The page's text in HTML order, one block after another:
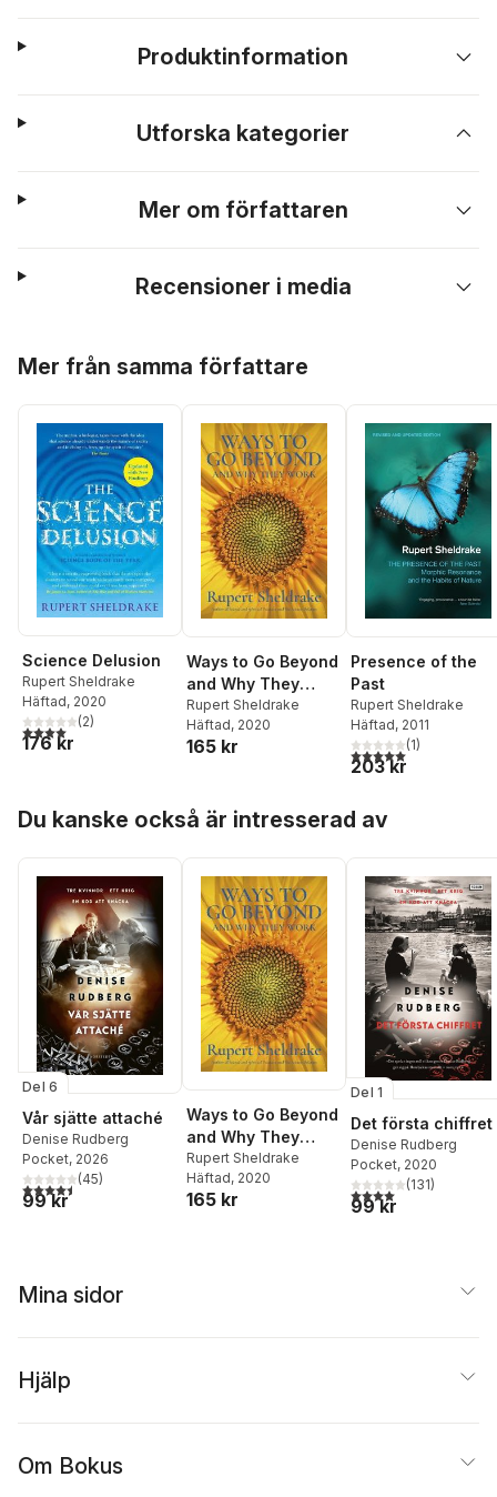
Produktinformation
Utforska kategorier
Mer om författaren
Recensioner i media
Mer från samma författare
Science Delusion
Rupert Sheldrake
Häftad, 2020
4,0utav 5 stjärnor. Totalt antal röster:
(2)
176 kr
Ways to Go Beyond
and Why They
Work
Rupert Sheldrake
Häftad, 2020
165 kr
Presence of the
Past
Rupert Sheldrake
Häftad, 2011
5,0utav 5 stjärnor.
(1)
203 kr
Du kanske också är intresserad av
Del 6
Vår sjätte attaché
Denise Rudberg
Pocket, 2026
4,5utav 5 stjärnor. Totalt antal röster:
(45)
99 kr
Ways to Go Beyond
and Why They
Work
Rupert Sheldrake
Häftad, 2020
165 kr
Del 1
Det första chiffret
Denise Rudberg
Pocket, 2020
4,0utav 5 stjärnor.
(131)
99 kr
Mina sidor
Hjälp
Om Bokus